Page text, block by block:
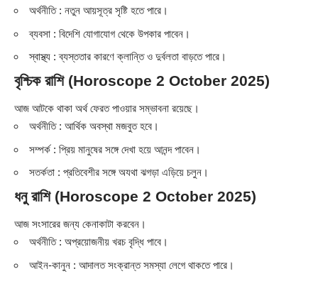
অর্থনীতি : নতুন আয়সূত্র সৃষ্টি হতে পারে।
ব্যবসা : বিদেশি যোগাযোগ থেকে উপকার পাবেন।
স্বাস্থ্য : ব্যস্ততার কারণে ক্লান্তি ও দুর্বলতা বাড়তে পারে।
বৃশ্চিক রাশি (Horoscope 2 October 2025)
আজ আটকে থাকা অর্থ ফেরত পাওয়ার সম্ভাবনা রয়েছে।
অর্থনীতি : আর্থিক অবস্থা মজবুত হবে।
সম্পর্ক : প্রিয় মানুষের সঙ্গে দেখা হয়ে আনন্দ পাবেন।
সতর্কতা : প্রতিবেশীর সঙ্গে অযথা ঝগড়া এড়িয়ে চলুন।
ধনু রাশি (Horoscope 2 October 2025)
আজ সংসারের জন্য কেনাকাটা করবেন।
অর্থনীতি : অপ্রয়োজনীয় খরচ বৃদ্ধি পাবে।
আইন-কানুন : আদালত সংক্রান্ত সমস্যা লেগে থাকতে পারে।